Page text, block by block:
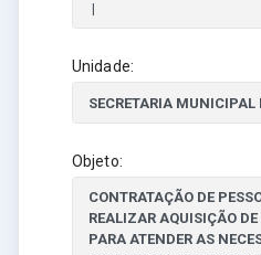
Unidade:
Objeto: